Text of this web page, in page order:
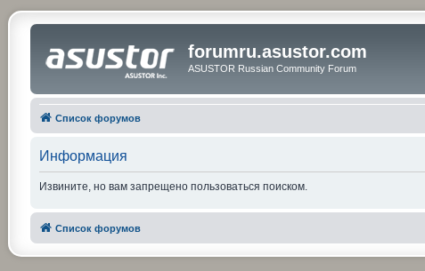
forumru.asustor.com
ASUSTOR Russian Community Forum
Список форумов
Информация
Извините, но вам запрещено пользоваться поиском.
Список форумов